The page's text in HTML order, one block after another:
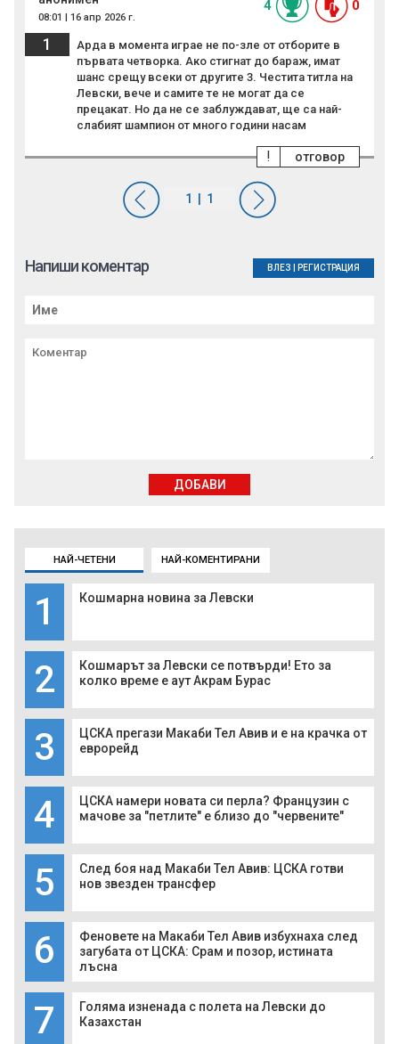
НАЙ-ЧЕТЕНИ НАЙ-КОМЕНТИРАНИ
1 Кошмарна новина за Левски
2
Кошмарът за Левски се потвърди! Ето за
колко време е аут Акрам Бурас
3
ЦСКА прегази Макаби Тел Авив и е на крачка от
еврорейд
4
ЦСКА намери новата си перла? Французин с
мачове за "петлите" е близо до "червените"
5
След боя над Макаби Тел Авив: ЦСКА готви
нов звезден трансфер
6
Феновете на Макаби Тел Авив избухнаха след
загубата от ЦСКА: Срам и позор, истината
лъсна
7
Голяма изненада с полета на Левски до
Казахстан
08:01 | 16 апр 2026 г.
4 0
1
Арда в момента играе не по-зле от отборите в
първата четворка. Ако стигнат до бараж, имат
шанс срещу всеки от другите 3. Честита титла на
Левски, вече и самите те не могат да се
прецакат. Но да не се заблуждават, ще са най-
слабият шампион от много години насам
отговор
!
Напиши коментар ВЛЕЗ РЕГИСТРАЦИЯ
ДОБАВИ